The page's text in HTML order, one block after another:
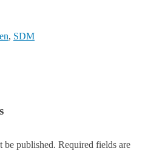
, SDM
published. Required fields are